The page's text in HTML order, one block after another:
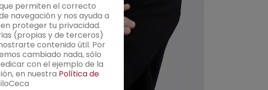
permiten el correcto
navegación y nos ayuda a
proteger tu privacidad.
(propias y de terceros)
contenido útil. Por
cambiado nada, sólo
con el ejemplo de la
en nuestra Política de